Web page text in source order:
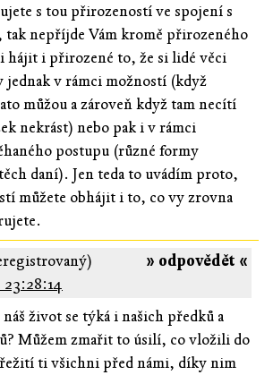
s tou přirozeností ve spojení s
nepříjde Vám kromě přirozeného
hájit i přirozené to, že si lidé věci
jednak v rámci možností (když
můžou a zároveň když tam necítí
nekrást) nebo pak i v rámci
postupu (různé formy
daní). Jen teda to uvádím proto,
můžete obhájit i to, co vy zrovna
» odpovědět «
23:28:14
život se týká i našich předků a
Můžem zmařit to úsilí, co vložili do
ti všichni před námi, díky nim